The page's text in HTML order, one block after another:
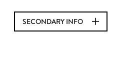
SECONDARY INFO